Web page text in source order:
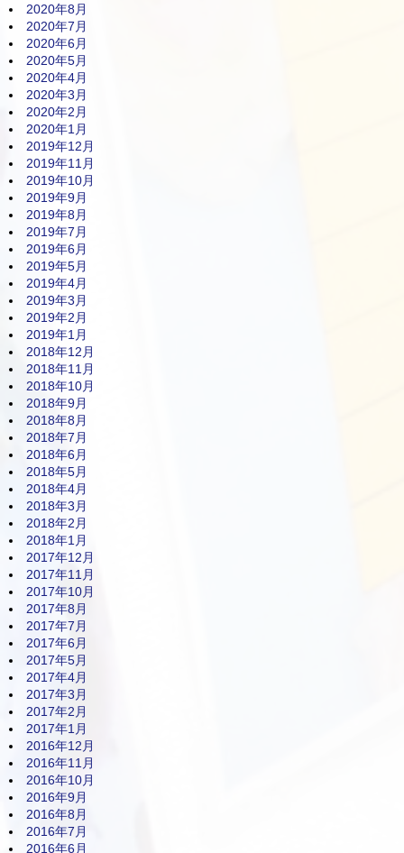
2020年8月
2020年7月
2020年6月
2020年5月
2020年4月
2020年3月
2020年2月
2020年1月
2019年12月
2019年11月
2019年10月
2019年9月
2019年8月
2019年7月
2019年6月
2019年5月
2019年4月
2019年3月
2019年2月
2019年1月
2018年12月
2018年11月
2018年10月
2018年9月
2018年8月
2018年7月
2018年6月
2018年5月
2018年4月
2018年3月
2018年2月
2018年1月
2017年12月
2017年11月
2017年10月
2017年8月
2017年7月
2017年6月
2017年5月
2017年4月
2017年3月
2017年2月
2017年1月
2016年12月
2016年11月
2016年10月
2016年9月
2016年8月
2016年7月
2016年6月